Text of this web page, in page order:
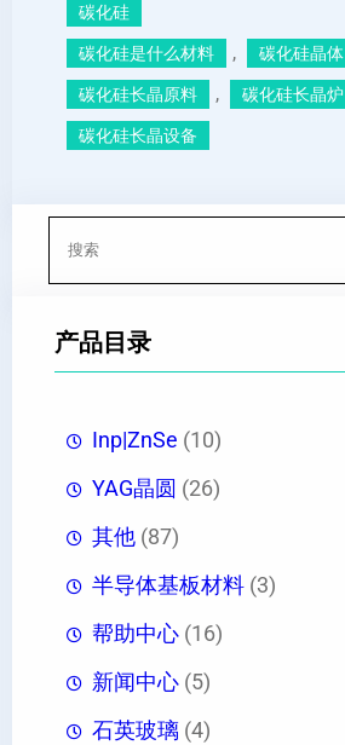
碳化硅
碳化硅是什么材料 , 碳化硅晶体
碳化硅长晶原料 , 碳化硅长晶炉
碳化硅长晶设备
产品目录
Inp|ZnSe (10)
YAG晶圆 (26)
其他 (87)
半导体基板材料 (3)
帮助中心 (16)
新闻中心 (5)
石英玻璃 (4)